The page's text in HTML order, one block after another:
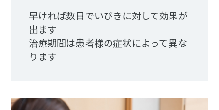
早ければ数日でいびきに対して効果が
出ます
治療期間は患者様の症状によって異な
ります